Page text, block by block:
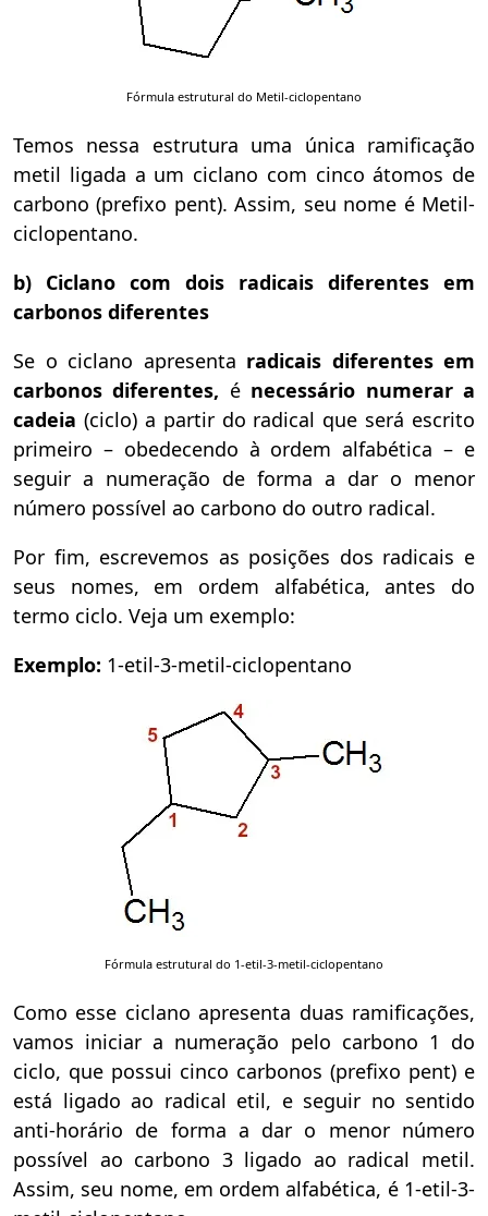
Fórmula estrutural do Metil-ciclopentano
Temos nessa estrutura uma única ramificação
metil ligada a um ciclano com cinco átomos de
carbono (prefixo pent). Assim, seu nome é Metil-
ciclopentano.
b) Ciclano com dois radicais diferentes em
carbonos diferentes
Se o ciclano apresenta radicais diferentes em
carbonos diferentes, énecessário numerar a
cadeia (ciclo) a partir do radical que será escrito
primeiro – obedecendo à ordem alfabética – e
seguir a numeração de forma a dar o menor
número possível ao carbono do outro radical.
Por fim, escrevemos as posições dos radicais e
seus nomes, em ordem alfabética, antes do
termo ciclo. Veja um exemplo:
Exemplo: 1-etil-3-metil-ciclopentano
Fórmula estrutural do 1-etil-3-metil-ciclopentano
Como esse ciclano apresenta duas ramificações,
vamos iniciar a numeração pelo carbono 1 do
ciclo, que possui cinco carbonos (prefixo pent) e
está ligado ao radical etil, e seguir no sentido
anti-horário de forma a dar o menor número
possível ao carbono 3 ligado ao radical metil.
Assim, seu nome, em ordem alfabética, é 1-etil-3-